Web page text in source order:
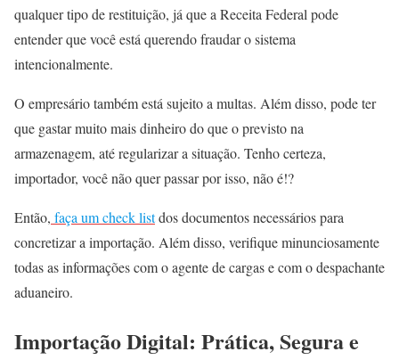
qualquer tipo de restituição, já que a Receita Federal pode
entender que você está querendo fraudar o sistema
intencionalmente.
O empresário também está sujeito a multas. Além disso, pode ter
que gastar muito mais dinheiro do que o previsto na
armazenagem, até regularizar a situação. Tenho certeza,
importador, você não quer passar por isso, não é!?
Então, faça um check listdos documentos necessários para
concretizar a importação. Além disso, verifique minunciosamente
todas as informações com o agente de cargas e com o despachante
aduaneiro.
Importação Digital: Prática, Segura e